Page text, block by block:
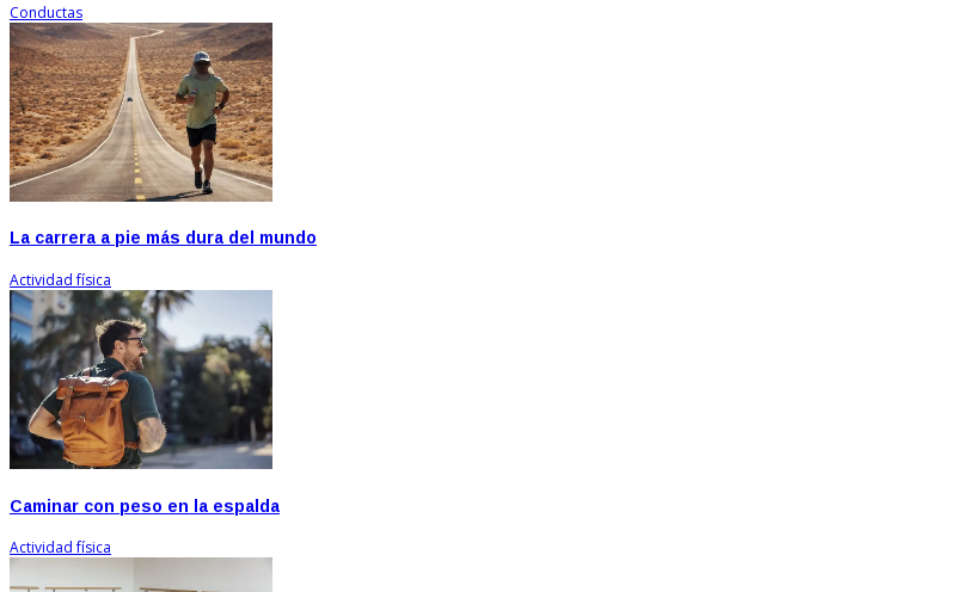
Conductas
La carrera a pie más dura del mundo
Actividad física
Caminar con peso en la espalda
Actividad física